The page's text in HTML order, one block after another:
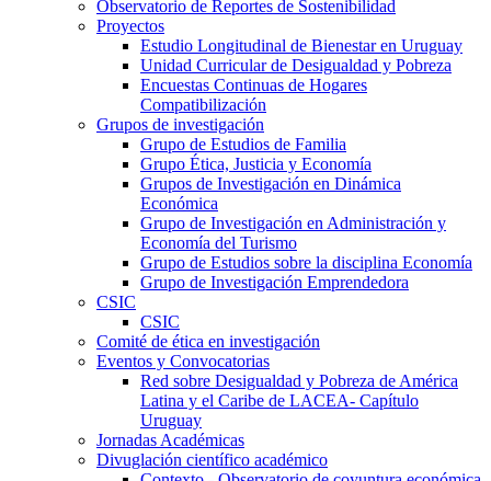
Observatorio de Reportes de Sostenibilidad
Proyectos
Estudio Longitudinal de Bienestar en Uruguay
Unidad Curricular de Desigualdad y Pobreza
Encuestas Continuas de Hogares
Compatibilización
Grupos de investigación
Grupo de Estudios de Familia
Grupo Ética, Justicia y Economía
Grupos de Investigación en Dinámica
Económica
Grupo de Investigación en Administración y
Economía del Turismo
Grupo de Estudios sobre la disciplina Economía
Grupo de Investigación Emprendedora
CSIC
CSIC
Comité de ética en investigación
Eventos y Convocatorias
Red sobre Desigualdad y Pobreza de América
Latina y el Caribe de LACEA- Capítulo
Uruguay
Jornadas Académicas
Divuglación científico académico